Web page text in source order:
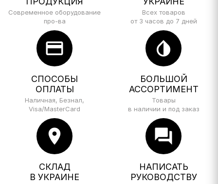
Современное оборудование
про-ва
Всех товаров
от 3 часов до 7 дней
credit_card
СПОСОБЫ
ОПЛАТЫ
Наличная, Безнал,
Visa/MasterCard
invert_colors
БОЛЬШОЙ
АССОРТИМЕНТ
Товары
в наличии и под заказ
location_on
СКЛАД
В УКРАИНЕ
forum
НАПИСАТЬ
РУКОВОДСТВУ